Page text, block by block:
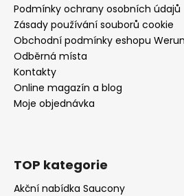
Podmínky ochrany osobních údajů
Zásady používání souborů cookie
Obchodní podmínky eshopu
Odběrná místa
Kontakty
Online magazín a blog
Moje objednávka
TOP kategorie
Akční nabídka Saucony